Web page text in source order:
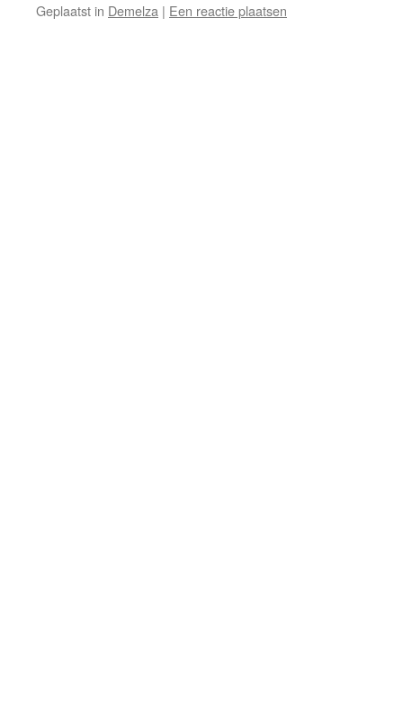
Geplaatst in Demelza | Een reactie plaatsen